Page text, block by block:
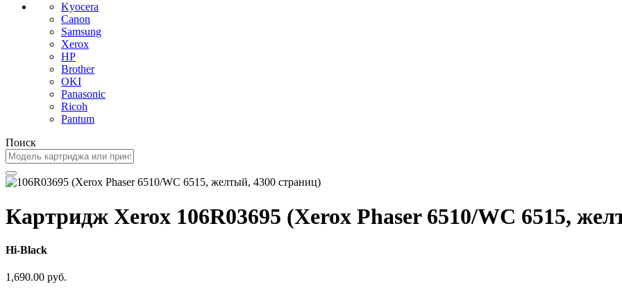
Kyocera
Canon
Samsung
Xerox
HP
Brother
OKI
Panasonic
Ricoh
Pantum
Поиск
Картридж Xerox 106R03695 (Xerox Phaser 6510/WC 6515,
Hi-Black
1,690.00 руб.